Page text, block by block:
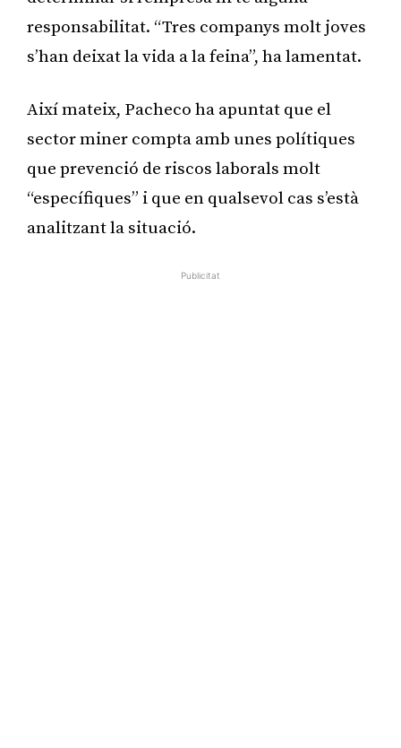
responsabilitat. “Tres companys molt joves
s’han deixat la vida a la feina”, ha lamentat.
Així mateix, Pacheco ha apuntat que el
sector miner compta amb unes polítiques
que prevenció de riscos laborals molt
“específiques” i que en qualsevol cas s’està
analitzant la situació.
Publicitat